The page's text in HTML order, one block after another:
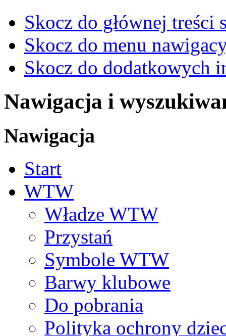
Skocz do głównej treści
Skocz do menu
Skocz do dodatkowych
Nawigacja i
Nawigacja
Start
WTW
Władze WTW
Przystań
Symbole WTW
Barwy klubowe
Do pobrania
Polityka ochrony